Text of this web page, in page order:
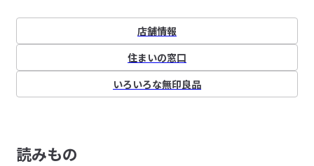
店舗情報
住まいの窓口
いろいろな無印良品
読みもの